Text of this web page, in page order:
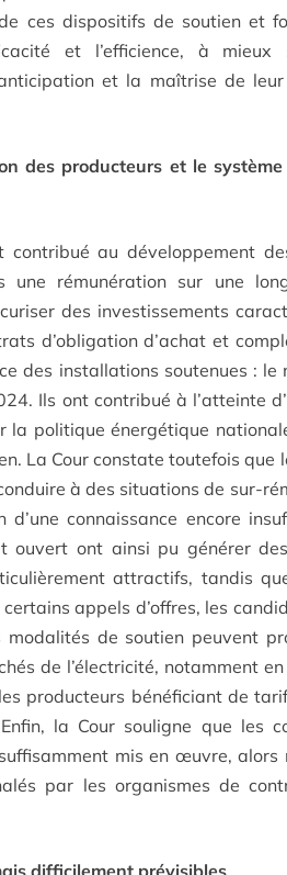
ces dispositifs de soutien et
et l’efficience, à mieux
et la maîtrise de
des producteurs et le
au développement
une rémunération sur une
des investissements
d’obligation d’achat et
des installations soutenues : le
Ils ont contribué à l’atteinte
politique énergétique
La Cour constate toutefois que
à des situations de sur-
connaissance encore
ouvert ont ainsi pu générer
attractifs, tandis
appels d’offres, les
de soutien peuvent
de l’électricité, notamment
producteurs bénéficiant de
la Cour souligne que les
mis en œuvre, alors
par les organismes de
difficilement prévisibles